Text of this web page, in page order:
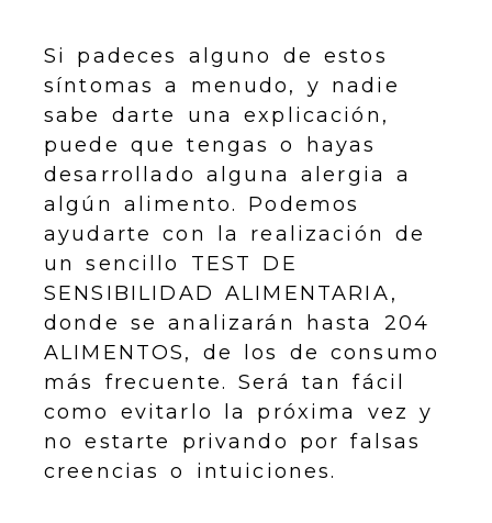
Si padeces alguno de estos
síntomas a menudo, y nadie
sabe darte una explicación,
puede que tengas o hayas
desarrollado alguna alergia a
algún alimento. Podemos
ayudarte con la realización de
un sencillo TEST DE
SENSIBILIDAD ALIMENTARIA,
donde se analizarán hasta 204
ALIMENTOS, de los de consumo
más frecuente. Será tan fácil
como evitarlo la próxima vez y
no estarte privando por falsas
creencias o intuiciones.